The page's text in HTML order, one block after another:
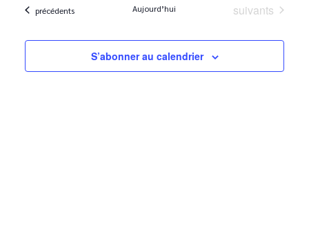
Évènements
précédents Aujourd’hui Évènements
suivants
S’abonner au calendrier